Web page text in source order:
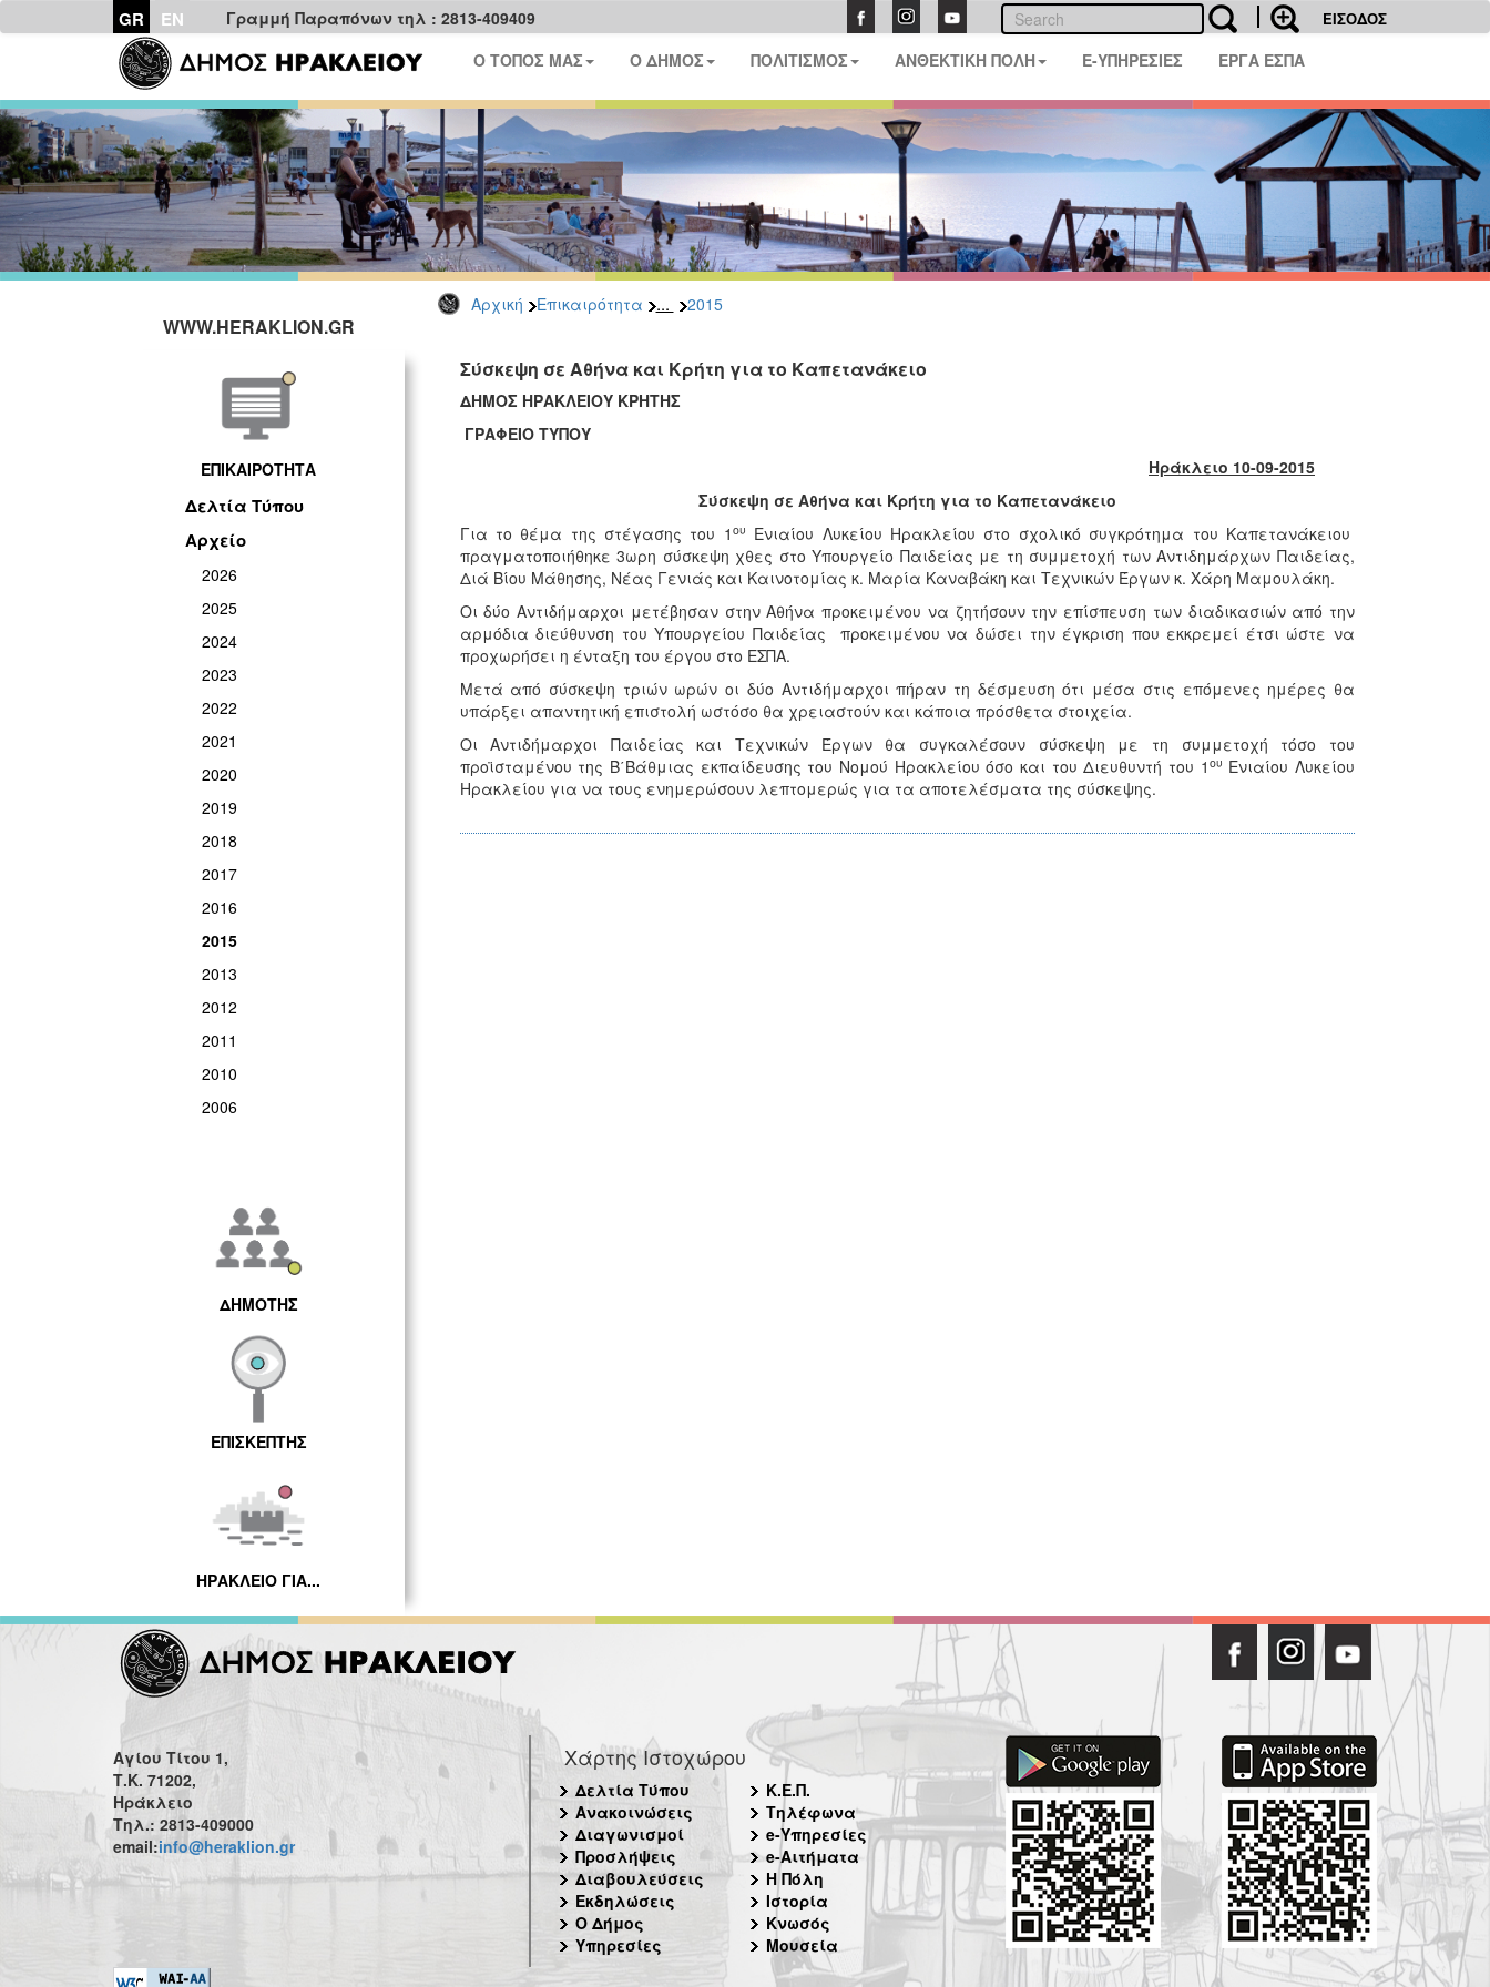
GR EN Γραμμή Παραπόνων τηλ : 2813-409409 ΕΙΣΟΔΟΣ
Ο ΤΟΠΟΣ ΜΑΣ Ο ΔΗΜΟΣ ΠΟΛΙΤΙΣΜΟΣ ΑΝΘΕΚΤΙΚΗ ΠΟΛΗ E-ΥΠΗΡΕΣΙΕΣ ΕΡΓΑ ΕΣΠΑ
Αρχική Επικαιρότητα ... 2015
WWW.HERAKLION.GR
ΕΠΙΚΑΙΡΟΤΗΤΑ
Δελτία Τύπου
Αρχείο
2026
2025
2024
2023
2022
2021
2020
2019
2018
2017
2016
2015
2013
2012
2011
2010
2006
ΔΗΜΟΤΗΣ
ΕΠΙΣΚΕΠΤΗΣ
ΗΡΑΚΛΕΙΟ ΓΙΑ...
Σύσκεψη σε Αθήνα και Κρήτη για το Καπετανάκειο
ΔΗΜΟΣ ΗΡΑΚΛΕΙΟΥ ΚΡΗΤΗΣ
ΓΡΑΦΕΙΟ ΤΥΠΟΥ
Ηράκλειο 10-09-2015
Σύσκεψη σε Αθήνα και Κρήτη για το Καπετανάκειο
Για το θέμα της στέγασης του 1 ου Ενιαίου Λυκείου Ηρακλείου στο σχολικό συγκρότημα του Καπετανάκειου
πραγματοποιήθηκε 3ωρη σύσκεψη χθες στο Υπουργείο Παιδείας με τη συμμετοχή των Αντιδημάρχων Παιδείας,
Διά Βίου Μάθησης, Νέας Γενιάς και Καινοτομίας κ. Μαρία Καναβάκη και Τεχνικών Έργων κ. Χάρη Μαμουλάκη.
Οι δύο Αντιδήμαρχοι μετέβησαν στην Αθήνα προκειμένου να ζητήσουν την επίσπευση των διαδικασιών από την
αρμόδια διεύθυνση του Υπουργείου Παιδείας προκειμένου να δώσει την έγκριση που εκκρεμεί έτσι ώστε να
προχωρήσει η ένταξη του έργου στο ΕΣΠΑ.
Μετά από σύσκεψη τριών ωρών οι δύο Αντιδήμαρχοι πήραν τη δέσμευση ότι μέσα στις επόμενες ημέρες θα
υπάρξει απαντητική επιστολή ωστόσο θα χρειαστούν και κάποια πρόσθετα στοιχεία.
Οι Αντιδήμαρχοι Παιδείας και Τεχνικών Έργων θα συγκαλέσουν σύσκεψη με τη συμμετοχή τόσο του
προϊσταμένου της Β΄Βάθμιας εκπαίδευσης του Νομού Ηρακλείου όσο και του Διευθυντή του 1 ου Ενιαίου Λυκείου
Ηρακλείου για να τους ενημερώσουν λεπτομερώς για τα αποτελέσματα της σύσκεψης.
Αγίου Τίτου 1,
Τ.Κ. 71202,
Ηράκλειο
Τηλ.: 2813-409000
email:info@heraklion.gr
Χάρτης Ιστοχώρου
Δελτία Τύπου
Ανακοινώσεις
Διαγωνισμοί
Προσλήψεις
Διαβουλεύσεις
Εκδηλώσεις
Ο Δήμος
Υπηρεσίες
Κ.Ε.Π.
Τηλέφωνα
e-Υπηρεσίες
e-Αιτήματα
Η Πόλη
Ιστορία
Κνωσός
Μουσεία